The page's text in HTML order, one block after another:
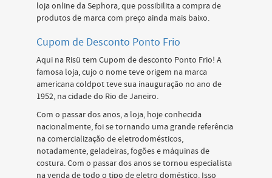
loja online da Sephora, que possibilita a compra de
produtos de marca com preço ainda mais baixo.
Cupom de Desconto Ponto Frio
Aqui na Risü tem Cupom de desconto Ponto Frio! A
famosa loja, cujo o nome teve origem na marca
americana coldpot teve sua inauguração no ano de
1952, na cidade do Rio de Janeiro.
Com o passar dos anos, a loja, hoje conhecida
nacionalmente, foi se tornando uma grande referência
na comercialização de eletrodomésticos,
notadamente, geladeiras, fogões e máquinas de
costura. Com o passar dos anos se tornou especialista
na venda de todo o tipo de eletro doméstico. Isso